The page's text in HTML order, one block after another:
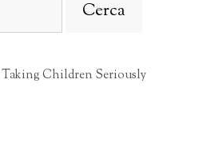
Children Seriously